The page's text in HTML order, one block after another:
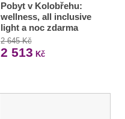
Pobyt v Kolobřehu:
wellness, all inclusive
light a noc zdarma
2 645 Kč
2 513 Kč